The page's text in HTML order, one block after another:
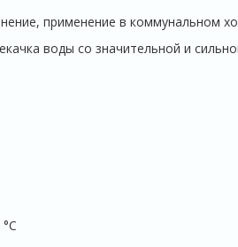
применение в коммунальном
воды со значительной и